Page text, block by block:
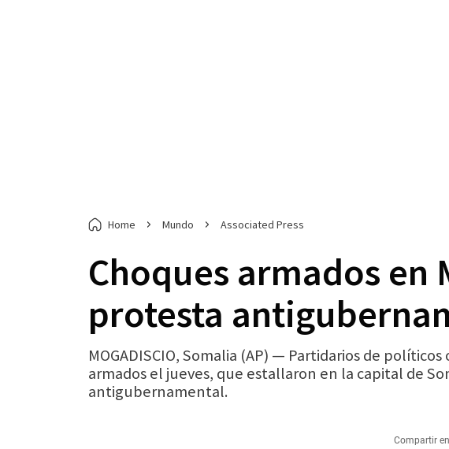
Home Mundo Associated Press
Choques armados en
protesta
MOGADISCIO, Somalia (AP) — Partidarios de
armados el jueves, que estallaron en la capital de
antigubernamental.
Compartir